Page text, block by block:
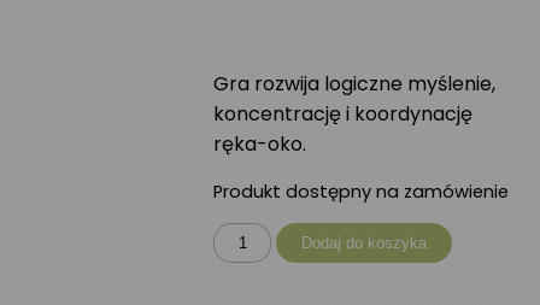
Gra rozwija logiczne myślenie,
koncentrację i koordynację
ręka-oko.
Produkt dostępny na zamówienie
ilość
Łamigłówka
Dodaj do koszyka